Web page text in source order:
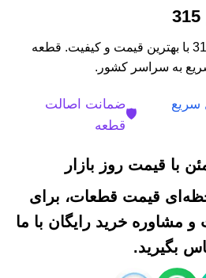
خرید پولکی آب ام وی ام 315 با بهترین قیمت و کیفیت. قطعه
به سراسر کشور.
سریع
🛡️
ضمانت اصالت
قطعه
با قیمت روز بازار
قیمت قطعات، برای
مشاوره خرید رایگان با ما
بگیرید.